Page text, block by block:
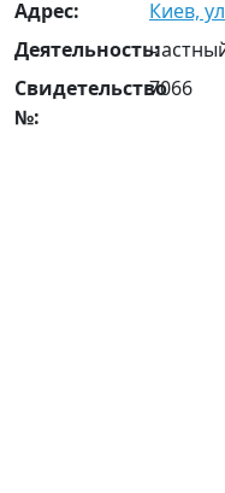
Адрес:
Киев,
Деятельность:
Свидетельство
№:
7066